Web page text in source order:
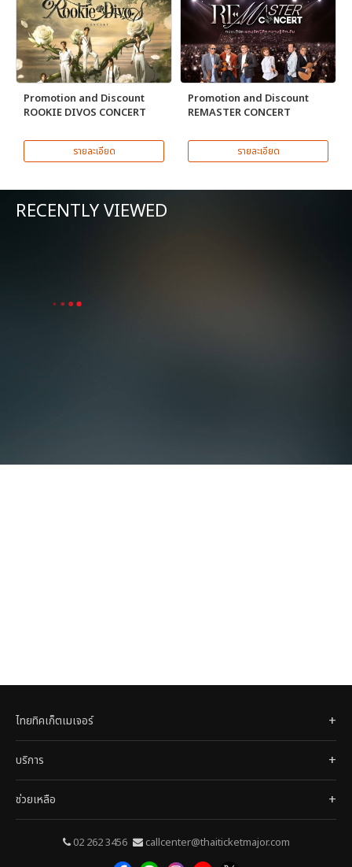
Promotion and Discount
ROOKIE DIVOS CONCERT
รายละเอียด
Promotion and Discount
REMASTER CONCERT
รายละเอียด
RECENTLY VIEWED
ไทยทิคเก็ตเมเจอร์
บริการ
ช่วยเหลือ
02 262 3456 callcenter@thaiticketmajor.com